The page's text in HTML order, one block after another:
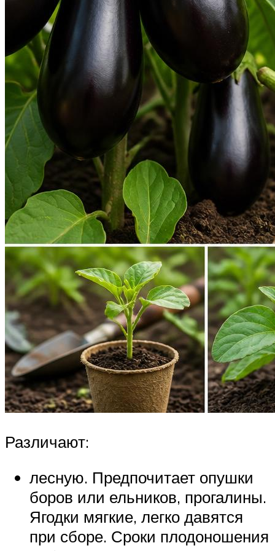
Различают:
лесную. Предпочитает опушки
боров или ельников, прогалины.
Ягодки мягкие, легко давятся
при сборе. Сроки плодоношения